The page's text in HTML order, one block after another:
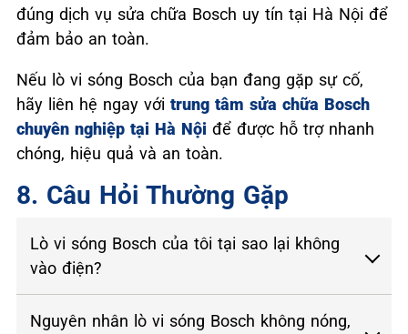
đúng dịch vụ sửa chữa Bosch uy tín tại Hà Nội để
đảm bảo an toàn.
Nếu lò vi sóng Bosch của bạn đang gặp sự cố,
hãy liên hệ ngay với trung tâm sửa chữa Bosch
chuyên nghiệp tại Hà Nội để được hỗ trợ nhanh
chóng, hiệu quả và an toàn.
8. Câu Hỏi Thường Gặp
Lò vi sóng Bosch của tôi tại sao lại không
vào điện?
Nguyên nhân lò vi sóng Bosch không nóng,